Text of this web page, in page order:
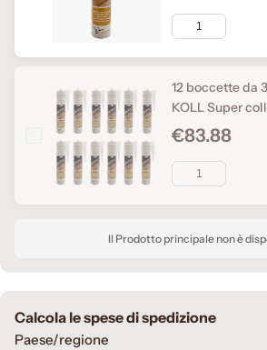
12 boccette da
KOLL Super
pannelli acustici
SOLVENTI
€83.88
Il Prodotto principale non è
Calcola le spese di spedizione
Paese/regione